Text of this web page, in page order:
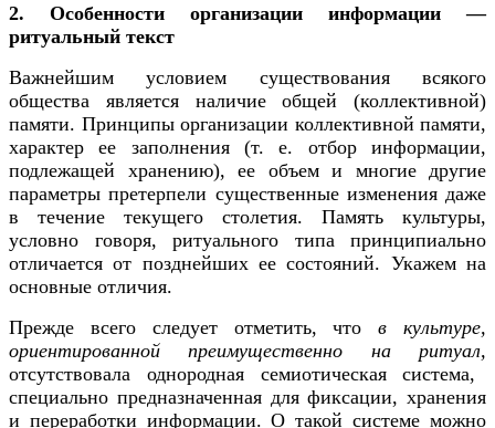
2. Особенности организации информации —
ритуальный текст
Важнейшим условием существования всякого
общества является наличие общей (коллективной)
памяти. Принципы организации коллективной памяти,
характер ее заполнения (т. е. отбор информации,
подлежащей хранению), ее объем и многие другие
параметры претерпели существенные изменения даже
в течение текущего столетия. Память культуры,
условно говоря, ритуального типа принципиально
отличается от позднейших ее состояний. Укажем на
основные отличия.
Прежде всего следует отметить, чтов культуре,
ориентированной преимущественно на ритуал,
отсутствовала однородная семиотическая система,
специально предназначенная для фиксации, хранения
и переработки информации. О такой системе можно